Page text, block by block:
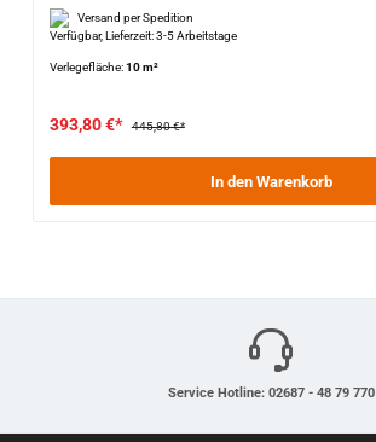
Versand per Spedition
Verfügbar, Lieferzeit: 3-5 Arbeitstage
Verlegefläche:10 m²
393,80 €* 445,80 €*
In den Warenkorb
Service Hotline: 02687 - 48 79 770